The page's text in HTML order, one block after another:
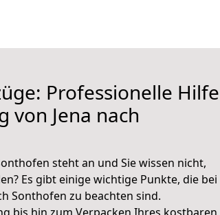
Professionelle Hilfe
von Jena nach
steht an und Sie wissen nicht,
Es gibt einige wichtige Punkte, die bei
Sonthofen zu beachten sind.